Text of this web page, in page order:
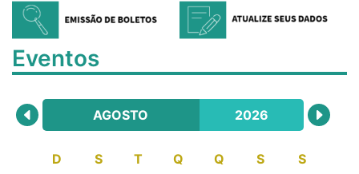
Eventos
AGOSTO 2026
D S T Q Q S
S